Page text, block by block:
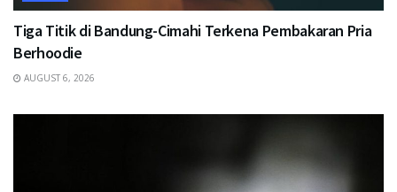
Tiga Titik di Bandung-Cimahi Terkena Pembakaran Pria
Berhoodie
AUGUST 6, 2026